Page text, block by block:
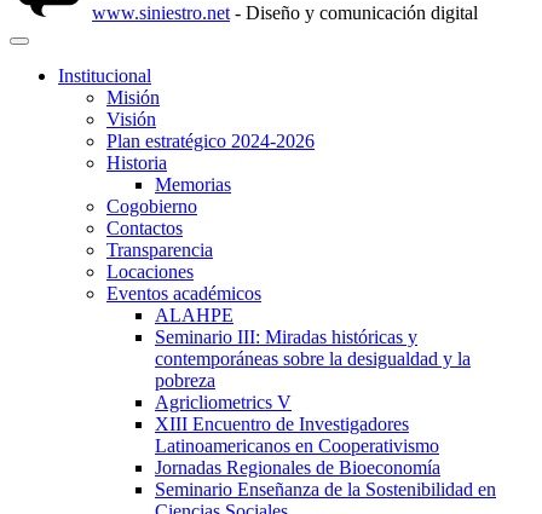
www.siniestro.net - Diseño y comunicación digital
Institucional
Misión
Visión
Plan estratégico 2024-2026
Historia
Memorias
Cogobierno
Contactos
Transparencia
Locaciones
Eventos académicos
ALAHPE
Seminario III: Miradas históricas y
contemporáneas sobre la desigualdad y la
pobreza
Agricliometrics V
XIII Encuentro de Investigadores
Latinoamericanos en Cooperativismo
Jornadas Regionales de Bioeconomía
Seminario Enseñanza de la Sostenibilidad en